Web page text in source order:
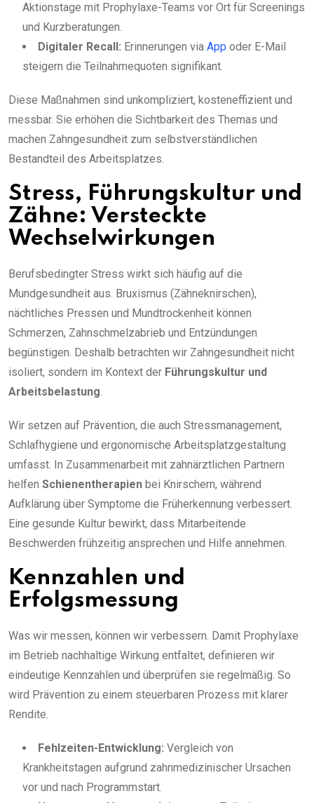
Aktionstage mit Prophylaxe-Teams vor Ort für Screenings
und Kurzberatungen.
Digitaler Recall: Erinnerungen via App oder E-Mail
steigern die Teilnahmequoten signifikant.
Diese Maßnahmen sind unkompliziert, kosteneffizient und
messbar. Sie erhöhen die Sichtbarkeit des Themas und
machen Zahngesundheit zum selbstverständlichen
Bestandteil des Arbeitsplatzes.
Stress, Führungskultur und
Zähne: Versteckte
Wechselwirkungen
Berufsbedingter Stress wirkt sich häufig auf die
Mundgesundheit aus. Bruxismus (Zähneknirschen),
nächtliches Pressen und Mundtrockenheit können
Schmerzen, Zahnschmelzabrieb und Entzündungen
begünstigen. Deshalb betrachten wir Zahngesundheit nicht
isoliert, sondern im Kontext der Führungskultur und
Arbeitsbelastung.
Wir setzen auf Prävention, die auch Stressmanagement,
Schlafhygiene und ergonomische Arbeitsplatzgestaltung
umfasst. In Zusammenarbeit mit zahnärztlichen Partnern
helfen Schienentherapien bei Knirschern, während
Aufklärung über Symptome die Früherkennung verbessert.
Eine gesunde Kultur bewirkt, dass Mitarbeitende
Beschwerden frühzeitig ansprechen und Hilfe annehmen.
Kennzahlen und
Erfolgsmessung
Was wir messen, können wir verbessern. Damit Prophylaxe
im Betrieb nachhaltige Wirkung entfaltet, definieren wir
eindeutige Kennzahlen und überprüfen sie regelmäßig. So
wird Prävention zu einem steuerbaren Prozess mit klarer
Rendite.
Fehlzeiten-Entwicklung: Vergleich von
Krankheitstagen aufgrund zahnmedizinischer Ursachen
vor und nach Programmstart.